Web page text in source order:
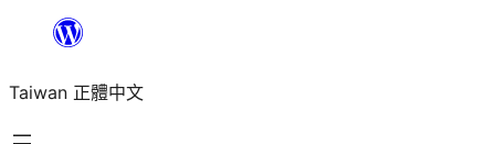
主
要
Taiwan 正體中文